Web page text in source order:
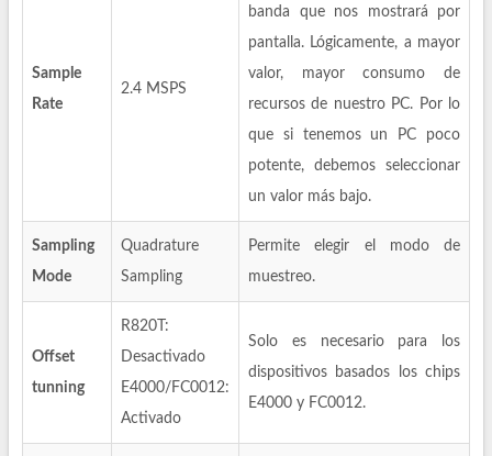
Sample
Rate
2.4 MSPS
banda que nos mostrará por
pantalla. Lógicamente, a mayor
valor, mayor consumo de
recursos de nuestro PC. Por lo
que si tenemos un PC poco
potente, debemos seleccionar
un valor más bajo.
Sampling
Mode
Quadrature
Sampling
Permite elegir el modo de
muestreo.
Offset
tunning
R820T:
Desactivado
E4000/FC0012:
Activado
Solo es necesario para los
dispositivos basados los chips
E4000 y FC0012.